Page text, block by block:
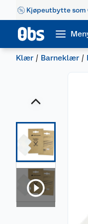
Kjøpeutbytte som
Klær Barneklær